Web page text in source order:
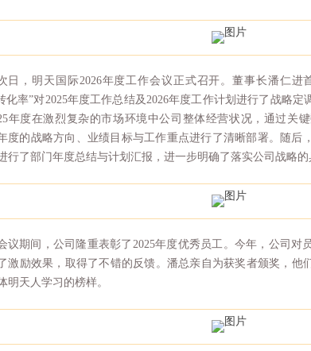
日，明天国际2026年度工作会议正式召开。董事长潘仁进
化率”对2025年度工作总结及2026年度工作计划进行了战略
年度在激烈复杂的市场环境中公司整体经营状况，通过关
度的战略方向、业绩目标与工作重点进行了清晰部署。随后
行了部门年度总结与计划汇报，进一步明确了落实公司战略的
议期间，公司隆重表彰了2025年度优秀员工。今年，公司对
激励效果，取得了不错的反馈。潘总亲自为获奖者颁奖，他
明天人学习的榜样。